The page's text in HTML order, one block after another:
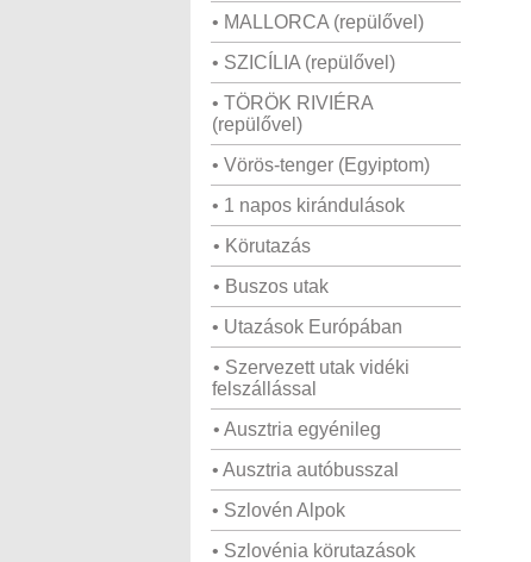
• MALLORCA (repülővel)
• SZICÍLIA (repülővel)
• TÖRÖK RIVIÉRA
(repülővel)
• Vörös-tenger (Egyiptom)
• 1 napos kirándulások
• Körutazás
• Buszos utak
• Utazások Európában
• Szervezett utak vidéki
felszállással
• Ausztria egyénileg
• Ausztria autóbusszal
• Szlovén Alpok
• Szlovénia körutazások